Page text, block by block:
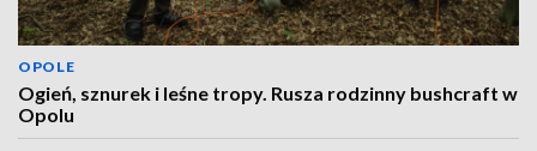
OPOLE
Ogień, sznurek i leśne tropy. Rusza rodzinny bushcraft w
Opolu